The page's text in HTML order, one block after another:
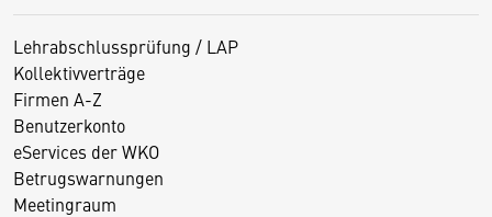
Lehrabschlussprüfung / LAP
Kollektivverträge
Firmen A-Z
Benutzerkonto
eServices der WKO
Betrugswarnungen
Meetingraum